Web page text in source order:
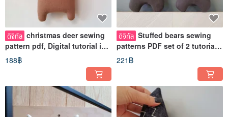
ดิจิทัล christmas deer sewing
pattern pdf, Digital tutorial in
English, toy scandi style
188฿
ดิจิทัล Stuffed bears sewing
patterns PDF set of 2 tutorials
in English Digital download
221฿